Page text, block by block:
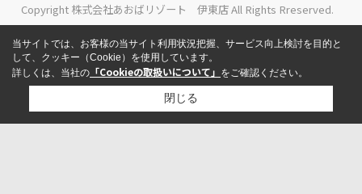
Copyright 株式会社あおばリゾート 伊東店 All Rights Rreserved.
当サイトでは、お客様の当サイト利用状況把握、サービス向上検討を目的と
して、クッキー（Cookie）を使用しています。
詳しくは、当社の 「Cookieの取扱いについて」 をご確認ください。
閉じる